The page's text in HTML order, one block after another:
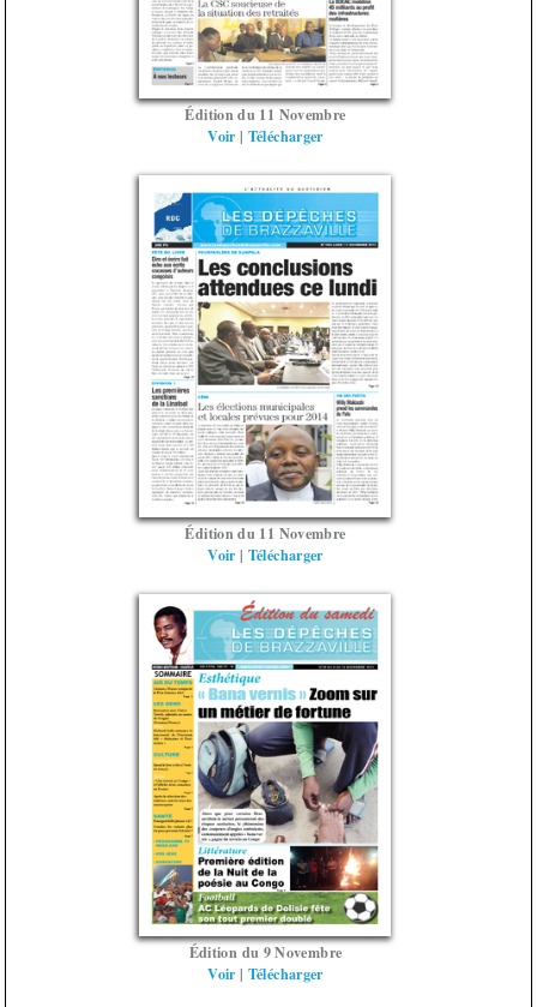
Édition du 11 Novembre
Voir | Télécharger
Édition du 11 Novembre
Voir | Télécharger
Édition du 9 Novembre
Voir | Télécharger